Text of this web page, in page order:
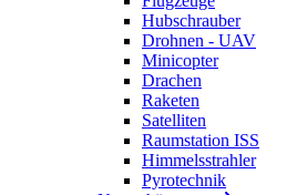
Hubschrauber
Drohnen - UAV
Minicopter
Drachen
Raketen
Satelliten
Raumstation ISS
Himmelsstrahler
Pyrotechnik